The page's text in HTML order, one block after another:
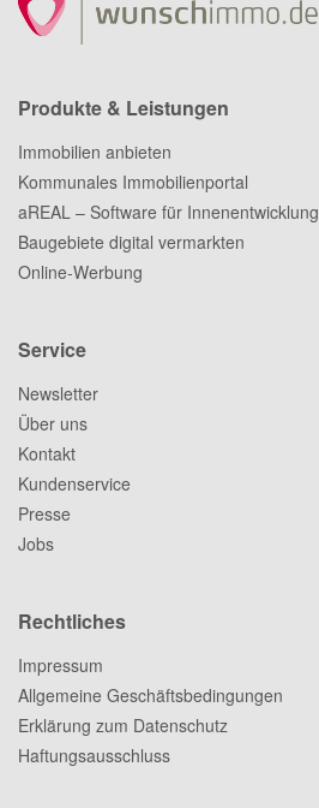
Produkte & Leistungen
Immobilien anbieten
Kommunales Immobilienportal
aREAL – Software für Innenentwicklung
Baugebiete digital vermarkten
Online-Werbung
Service
Newsletter
Über uns
Kontakt
Kundenservice
Presse
Jobs
Rechtliches
Impressum
Allgemeine Geschäftsbedingungen
Erklärung zum Datenschutz
Haftungsausschluss